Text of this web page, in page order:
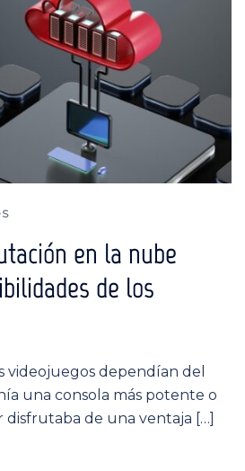
en la nube
de los
videojuegos dependían del
una consola más potente o
de una ventaja […]